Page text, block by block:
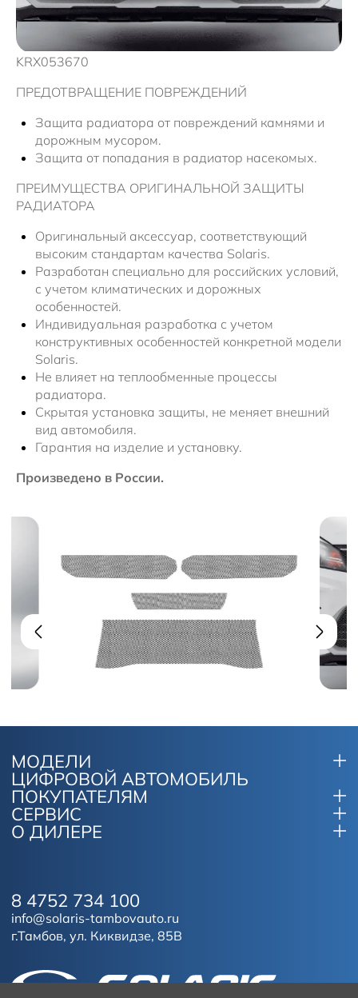
KRX053670
ПРЕДОТВРАЩЕНИЕ ПОВРЕЖДЕНИЙ
Защита радиатора от повреждений камнями и
дорожным мусором.
Защита от попадания в радиатор насекомых.
ПРЕИМУЩЕСТВА ОРИГИНАЛЬНОЙ ЗАЩИТЫ
РАДИАТОРА
Оригинальный аксессуар, соответствующий
высоким стандартам качества Solaris.
Разработан специально для российских условий,
с учетом климатических и дорожных
особенностей.
Индивидуальная разработка с учетом
конструктивных особенностей конкретной модели
Solaris.
Не влияет на теплообменные процессы
радиатора.
Скрытая установка защиты, не меняет внешний
вид автомобиля.
Гарантия на изделие и установку.
Произведено в России.
МОДЕЛИ
ЦИФРОВОЙ АВТОМОБИЛЬ
ПОКУПАТЕЛЯМ
СЕРВИС
О ДИЛЕРЕ
г.Тамбов, ул. Киквидзе, 85В
8 4752 734 100
info@solaris-tambovauto.ru